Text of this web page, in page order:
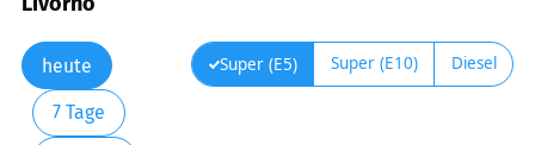
heute
7 Tage
Super (E5) Super (E10) Diesel